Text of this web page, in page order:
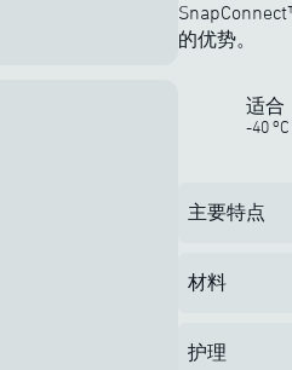
的优势。
适合
-40 oC
主要特点
材料
护理